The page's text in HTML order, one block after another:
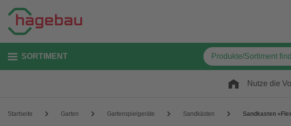
SORTIMENT
Nutze die
Startseite Garten Gartenspielgeräte Sandkästen Sandkasten